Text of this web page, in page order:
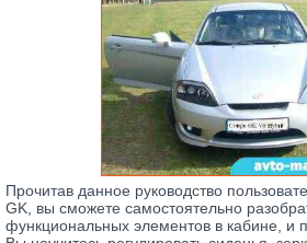
Прочитав данное руководство
GK, вы сможете самостоятельно
функциональных элементов в кабине, и